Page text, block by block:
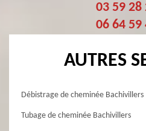
03 59 28
06 64 59
AUTRES
Débistrage de cheminée Bachivillers
Tubage de cheminée Bachivillers